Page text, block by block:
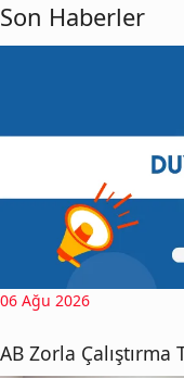
Son Haberler
06 Ağu 2026
AB Zorla Çalıştırma